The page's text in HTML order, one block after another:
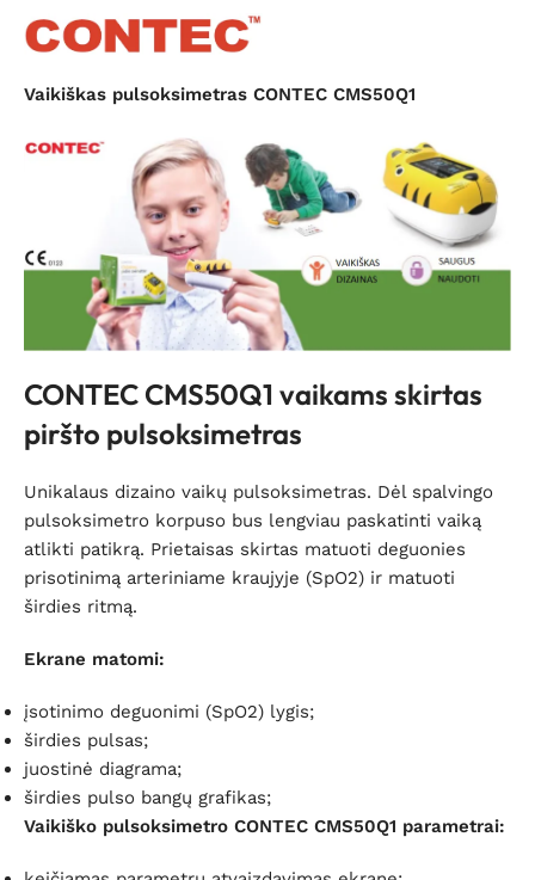
Vaikiškas pulsoksimetras CONTEC CMS50Q1
CONTEC CMS50Q1 vaikams skirtas
piršto pulsoksimetras
Unikalaus dizaino vaikų pulsoksimetras. Dėl spalvingo
pulsoksimetro korpuso bus lengviau paskatinti vaiką
atlikti patikrą. Prietaisas skirtas matuoti deguonies
prisotinimą arteriniame kraujyje (SpO2) ir matuoti
širdies ritmą.
Ekrane matomi:
įsotinimo deguonimi (SpO2) lygis;
širdies pulsas;
juostinė diagrama;
širdies pulso bangų grafikas;
Vaikiško pulsoksimetro CONTEC CMS50Q1 parametrai: